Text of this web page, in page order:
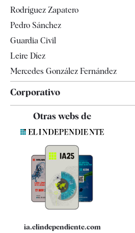
Televisión
Rodríguez Zapatero
Pedro Sánchez
Guardia Civil
Leire Díez
Mercedes González Fernández
Corporativo
Quiénes somos
Especificaciones
Otras webs de
ia.elindependiente.com